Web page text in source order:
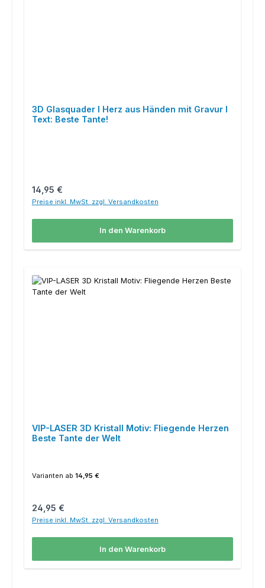
3D Glasquader I Herz aus Händen mit Gravur I
Text: Beste Tante!
Regulärer Preis:
14,95 €
Preise inkl. MwSt. zzgl. Versandkosten
In den Warenkorb
VIP-LASER 3D Kristall Motiv: Fliegende Herzen
Beste Tante der Welt
Varianten ab 14,95 €
Regulärer Preis:
24,95 €
Preise inkl. MwSt. zzgl. Versandkosten
In den Warenkorb